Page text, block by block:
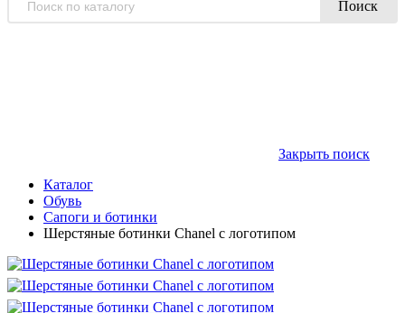
Поиск
Закрыть поиск
Каталог
Обувь
Сапоги и ботинки
Шерстяные ботинки Chanel с логотипом